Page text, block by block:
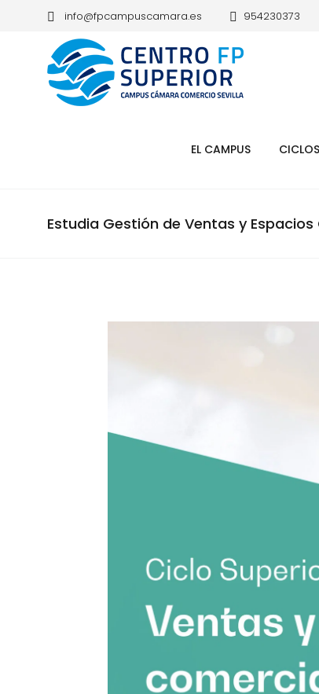
info@fpcampuscamara.es 954230373
EL CAMPUS
Estudia Gestión de Ventas y